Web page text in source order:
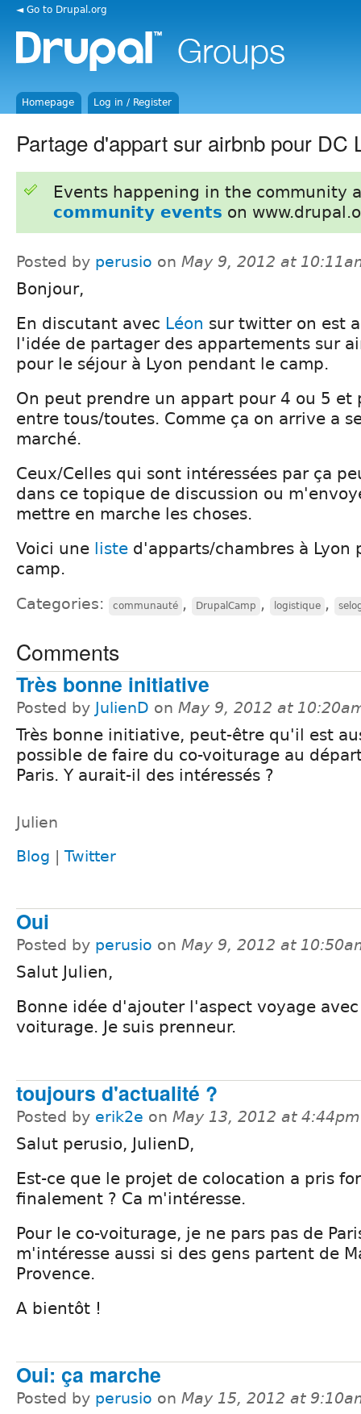
◄ Go to Drupal.org
Homepage Log in / Register
Partage d'appart sur airbnb pour DC
Events happening in the community
community events on
Posted by perusio on May 9, 2012 at
Bonjour,
En discutant avec Léon sur twitter on est
l'idée de partager des appartements sur
pour le séjour à Lyon pendant le camp.
On peut prendre un appart pour 4 ou 5 et
entre tous/toutes. Comme ça on arrive a
marché.
Ceux/Celles qui sont intéressées par ça
dans ce topique de discussion ou
mettre en marche les choses.
Voici une liste d'apparts/chambres à Lyon
camp.
Categories: communauté , DrupalCamp , logistique ,
Comments
Très bonne initiative
Posted by JulienD on May 9, 2012 at
Très bonne initiative, peut-être qu'il est
possible de faire du co-voiturage au
Paris. Y aurait-il des intéressés ?
Julien
Blog
Twitter
Oui
Posted by perusio on May 9, 2012 at
Salut Julien,
Bonne idée d'ajouter l'aspect voyage
voiturage. Je suis prenneur.
toujours d'actualité ?
Posted by erik2e on May 13, 2012 at 4:44pm
Salut perusio, JulienD,
Est-ce que le projet de colocation a pris
finalement ? Ca m'intéresse.
Pour le co-voiturage, je ne pars pas de
m'intéresse aussi si des gens partent de
Provence.
A bientôt !
Oui: ça marche
Posted by perusio on May 15, 2012 at